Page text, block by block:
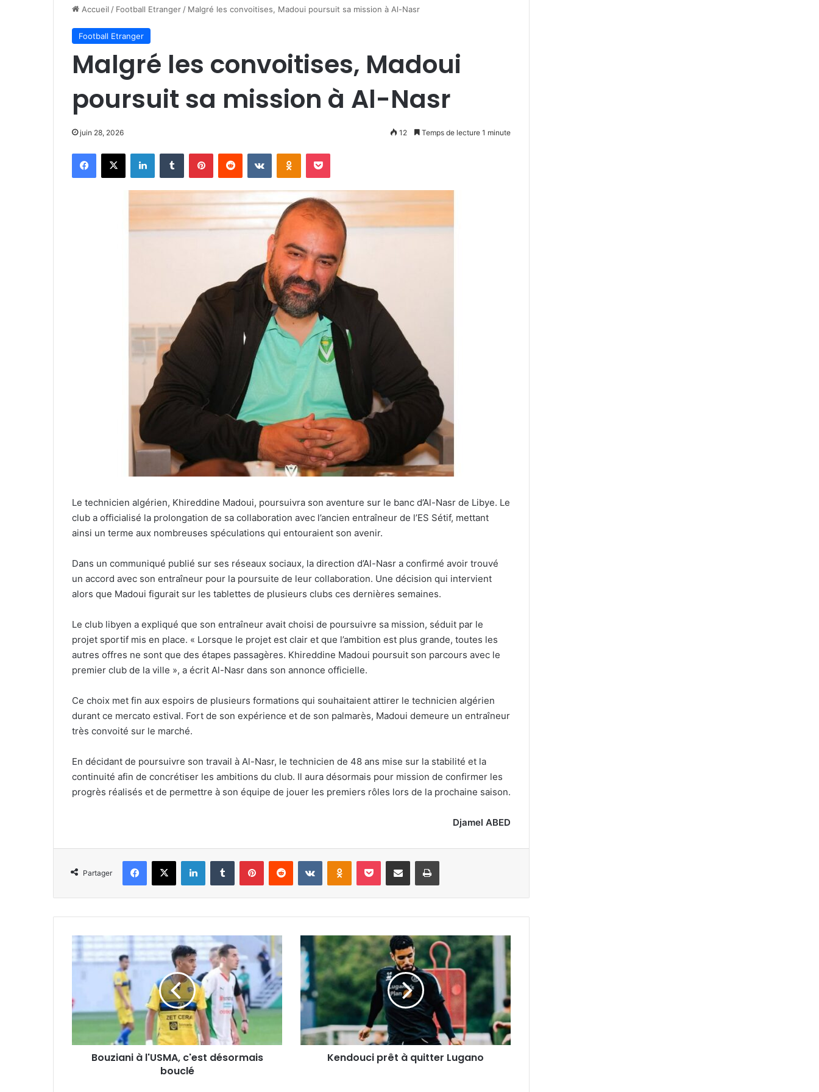
Accueil / Football Etranger / Malgré les convoitises, Madoui poursuit sa mission à Al-Nasr
Football Etranger
Malgré les convoitises, Madoui
poursuit sa mission à Al-Nasr
juin 28, 2026 12 Temps de lecture 1 minute
Facebook
X LinkedinTumblr PinterestReddit VKontakteOdnoklassniki
Pocket
Le technicien algérien, Khireddine Madoui, poursuivra son aventure sur le banc d’Al-Nasr de Libye. Le
club a officialisé la prolongation de sa collaboration avec l’ancien entraîneur de l’ES Sétif, mettant
ainsi un terme aux nombreuses spéculations qui entouraient son avenir.
Dans un communiqué publié sur ses réseaux sociaux, la direction d’Al-Nasr a confirmé avoir trouvé
un accord avec son entraîneur pour la poursuite de leur collaboration. Une décision qui intervient
alors que Madoui figurait sur les tablettes de plusieurs clubs ces dernières semaines.
Le club libyen a expliqué que son entraîneur avait choisi de poursuivre sa mission, séduit par le
projet sportif mis en place. « Lorsque le projet est clair et que l’ambition est plus grande, toutes les
autres offres ne sont que des étapes passagères. Khireddine Madoui poursuit son parcours avec le
premier club de la ville », a écrit Al-Nasr dans son annonce officielle.
Ce choix met fin aux espoirs de plusieurs formations qui souhaitaient attirer le technicien algérien
durant ce mercato estival. Fort de son expérience et de son palmarès, Madoui demeure un entraîneur
très convoité sur le marché.
En décidant de poursuivre son travail à Al-Nasr, le technicien de 48 ans mise sur la stabilité et la
continuité afin de concrétiser les ambitions du club. Il aura désormais pour mission de confirmer les
progrès réalisés et de permettre à son équipe de jouer les premiers rôles lors de la prochaine saison.
Djamel ABED
Partager
Facebook
X LinkedinTumblr PinterestReddit VKontakteOdnoklassniki
Pocket Partager par email Imprimer
Bouziani
l'USMA,
bouclé
Bouziani à l'USMA, c'est désormais
bouclé
Kendouci
prêt
quitter
Lugano
Kendouci prêt à quitter Lugano